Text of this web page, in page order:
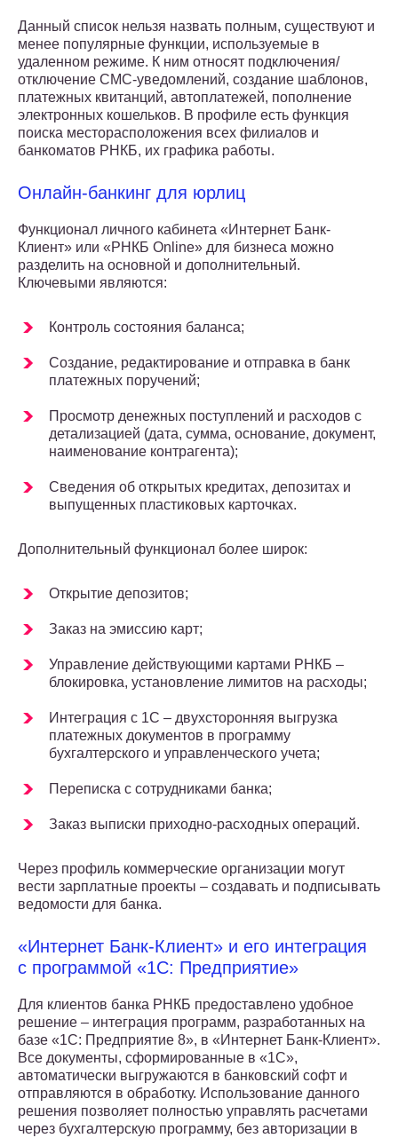
Данный список нельзя назвать полным, существуют и
менее популярные функции, используемые в
удаленном режиме. К ним относят подключения/
отключение СМС-уведомлений, создание шаблонов,
платежных квитанций, автоплатежей, пополнение
электронных кошельков. В профиле есть функция
поиска месторасположения всех филиалов и
банкоматов РНКБ, их графика работы.
Онлайн-банкинг для юрлиц
Функционал личного кабинета «Интернет Банк-
Клиент» или «РНКБ Online» для бизнеса можно
разделить на основной и дополнительный.
Ключевыми являются:
Контроль состояния баланса;
Создание, редактирование и отправка в банк
платежных поручений;
Просмотр денежных поступлений и расходов с
детализацией (дата, сумма, основание, документ,
наименование контрагента);
Сведения об открытых кредитах, депозитах и
выпущенных пластиковых карточках.
Дополнительный функционал более широк:
Открытие депозитов;
Заказ на эмиссию карт;
Управление действующими картами РНКБ –
блокировка, установление лимитов на расходы;
Интеграция с 1С – двухсторонняя выгрузка
платежных документов в программу
бухгалтерского и управленческого учета;
Переписка с сотрудниками банка;
Заказ выписки приходно-расходных операций.
Через профиль коммерческие организации могут
вести зарплатные проекты – создавать и подписывать
ведомости для банка.
«Интернет Банк-Клиент» и его интеграция
с программой «1С: Предприятие»
Для клиентов банка РНКБ предоставлено удобное
решение – интеграция программ, разработанных на
базе «1С: Предприятие 8», в «Интернет Банк-Клиент».
Все документы, сформированные в «1С»,
автоматически выгружаются в банковский софт и
отправляются в обработку. Использование данного
решения позволяет полностью управлять расчетами
через бухгалтерскую программу, без авторизации в